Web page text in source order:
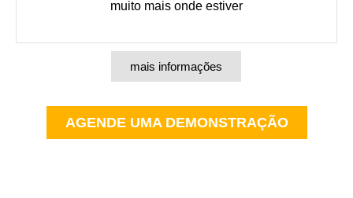
muito mais onde estiver
mais informações
AGENDE UMA DEMONSTRAÇÃO